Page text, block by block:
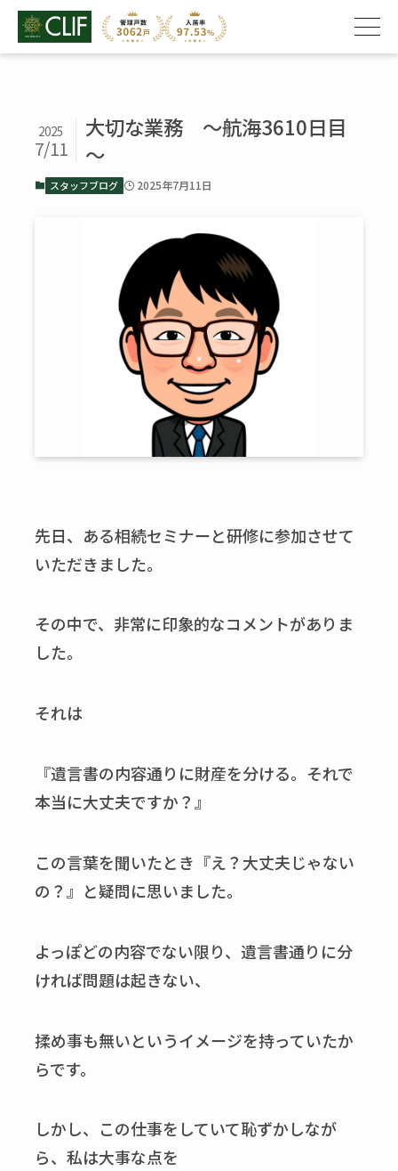
大切な業務 ～航海3610日目
～
2025
7/11
スタッフブログ 2025年7月11日
先日、ある相続セミナーと研修に参加させて
いただきました。
その中で、非常に印象的なコメントがありま
した。
それは
『遺言書の内容通りに財産を分ける。それで
本当に大丈夫ですか？』
この言葉を聞いたとき『え？大丈夫じゃない
の？』と疑問に思いました。
よっぽどの内容でない限り、遺言書通りに分
ければ問題は起きない、
揉め事も無いというイメージを持っていたか
らです。
しかし、この仕事をしていて恥ずかしなが
ら、私は大事な点を